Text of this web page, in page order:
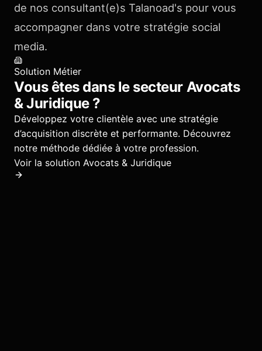
de nos consultant(e)s Talanoad's pour vous
accompagner dans votre stratégie social
media.
Solution Métier
Vous êtes dans le secteur Avocats
& Juridique?
Développez votre clientèle avec une stratégie
d’acquisition discrète et performante. Découvrez
notre méthode dédiée à votre profession.
Voir la solution Avocats & Juridique